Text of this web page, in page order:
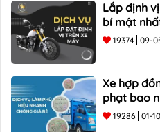
Lắp định
bí mật
19374 09-
Xe hợp
phạt bao
19286 01-